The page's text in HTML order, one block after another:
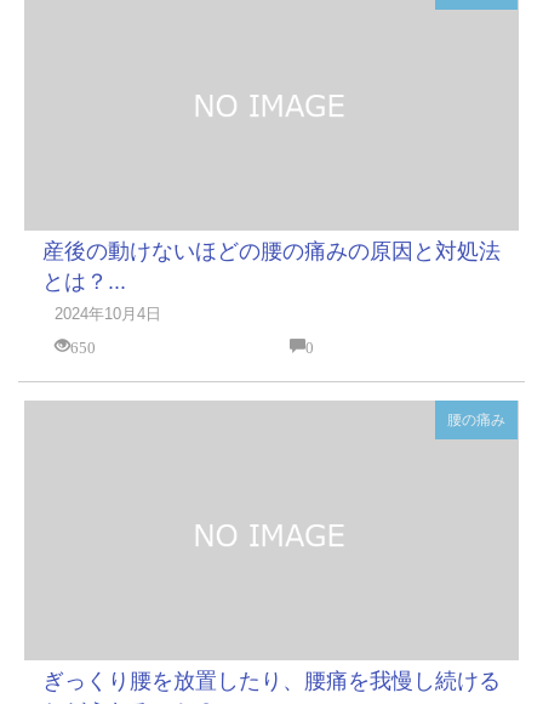
産後の動けないほどの腰の痛みの原因と対処法
とは？...
2024年10月4日
650
0
腰の痛み
ぎっくり腰を放置したり、腰痛を我慢し続ける